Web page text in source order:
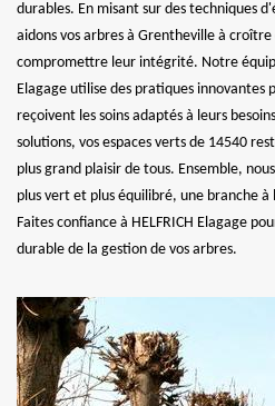
durables. En misant sur des techniques
aidons vos arbres à Grentheville à
compromettre leur intégrité. Notre
Elagage utilise des pratiques innovantes
reçoivent les soins adaptés à leurs
solutions, vos espaces verts de 14540
plus grand plaisir de tous. Ensemble,
plus vert et plus équilibré, une branche
Faites confiance à HELFRICH Elagage
durable de la gestion de vos arbres.